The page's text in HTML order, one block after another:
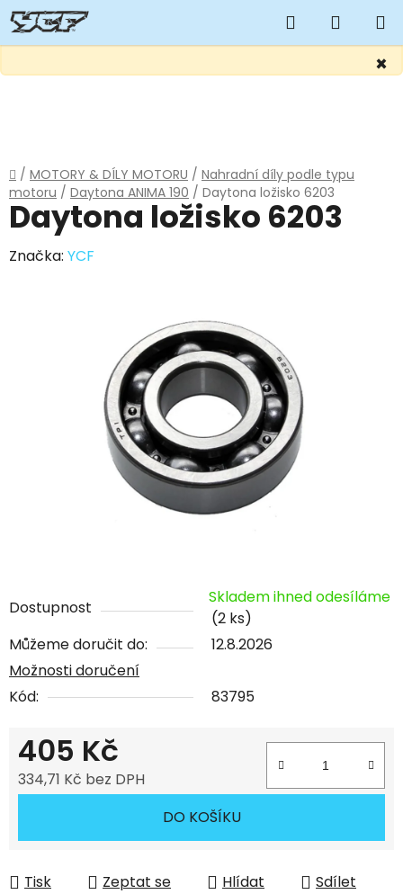
×
Hledat
KOŠÍK
Domů
/ MOTORY & DÍLY MOTORU / Nahradní díly podle typu
motoru / Daytona ANIMA 190 / Daytona ložisko 6203
Dostupnost
Skladem ihned odesíláme
(2 ks)
Můžeme doručit do:
12.8.2026
Možnosti doručení
Kód:
83795
405 Kč
334,71 Kč bez DPH
DO KOŠÍKU
Tisk Zeptat se Hlídat Sdílet
Daytona ložisko 6203
Značka: YCF